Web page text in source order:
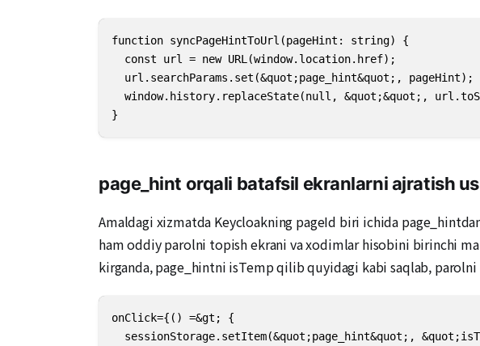
function syncPageHintToUrl(pageHint: string) {
  const url = new URL(window.location.href);
  url.searchParams.set(&quot;page_hint&quot;, pageHint);
window.history.replaceState(null, &quot;&quot;,
}
page_hint orqali batafsil ekranlarni ajratish
Amaldagi xizmatda Keycloakning pageId biri ichida
ham oddiy parolni topish ekrani va xodimlar hisobini birinchi
kirganda, page_hintni isTemp qilib quyidagi kabi saqlab,
onClick={() =&gt; {
sessionStorage.setItem(&quot;page_hint&quot;,